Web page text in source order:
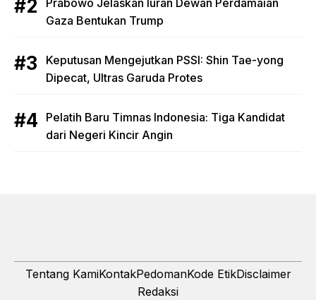
Prabowo Jelaskan Iuran Dewan Perdamaian
Gaza Bentukan Trump
Keputusan Mengejutkan PSSI: Shin Tae-yong
Dipecat, Ultras Garuda Protes
Pelatih Baru Timnas Indonesia: Tiga Kandidat
dari Negeri Kincir Angin
Tentang KamiKontakPedomanKode EtikDisclaimer
Redaksi